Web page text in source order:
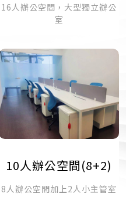
16人辦公空間，大型獨立辦公
室
10人辦公空間(8+2)
8人辦公空間加上2人小主管室